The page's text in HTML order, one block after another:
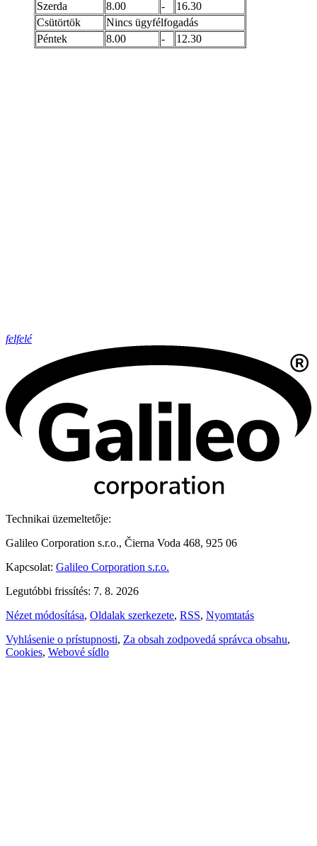
Szerda 8.00 -
16.30
Csütörtök
Nincs ügyfélfogadás
Péntek
8.00 - 12.30
felfelé
Technikai üzemeltetője:
Galileo Corporation s.r.o., Čierna Voda 468, 925 06
Kapcsolat: Galileo Corporation s.r.o.
Legutóbbi frissítés: 7. 8. 2026
Nézet módosítása, Oldalak szerkezete, RSS, Nyomtatás
Vyhlásenie o prístupnosti, Za obsah zodpovedá správca obsahu,
Cookies, Webové sídlo